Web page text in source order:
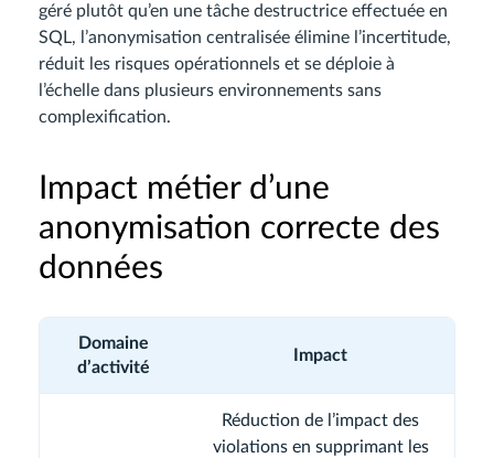
géré plutôt qu’en une tâche destructrice effectuée en
SQL, l’anonymisation centralisée élimine l’incertitude,
réduit les risques opérationnels et se déploie à
l’échelle dans plusieurs environnements sans
complexification.
Impact métier d’une
anonymisation correcte des
données
Domaine
d’activité
Impact
Réduction de l’impact des
violations en supprimant les